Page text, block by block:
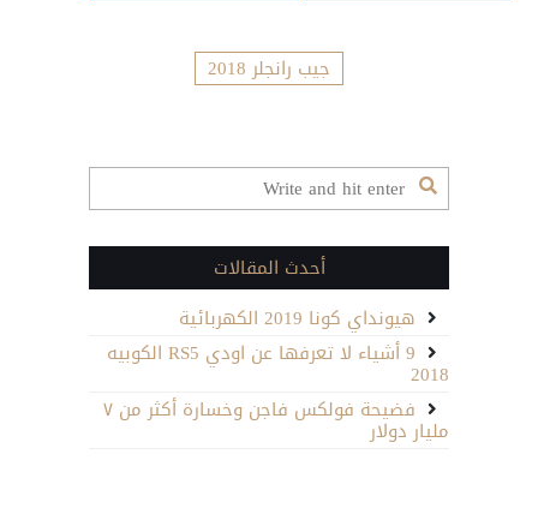
جيب رانجلر 2018
أحدث المقالات
هيونداي كونا 2019 الكهربائية
9 أشياء لا تعرفها عن اودي RS5 الكوبيه
2018
فضيحة فولكس فاجن وخسارة أكثر من ٧
مليار دولار